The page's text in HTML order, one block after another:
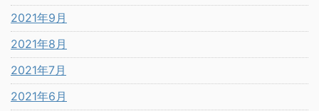
2021年9月
2021年8月
2021年7月
2021年6月